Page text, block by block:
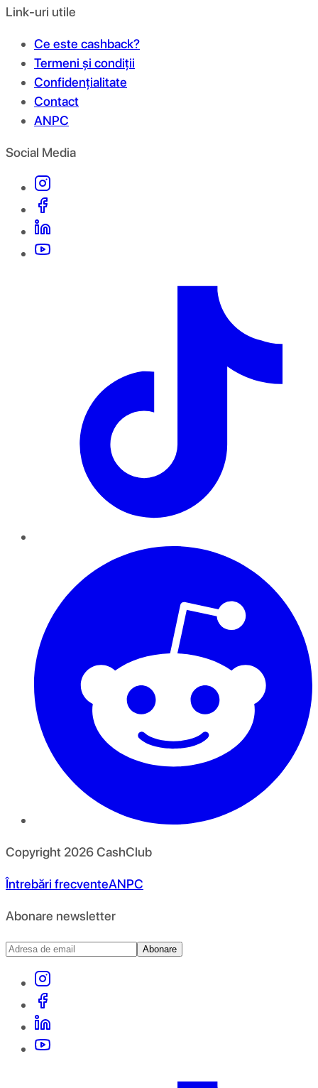
Link-uri utile
Ce este cashback?
Termeni și condiții
Confidențialitate
Contact
ANPC
Social Media
Copyright 2026CashClub
Întrebări frecventeANPC
Abonare newsletter
Abonare